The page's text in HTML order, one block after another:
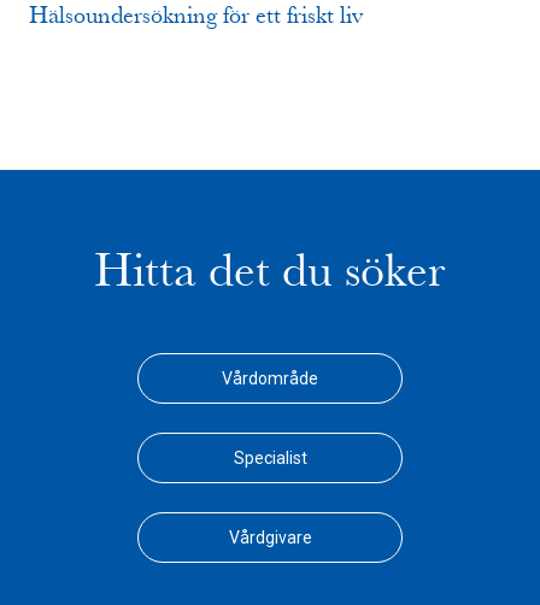
Hälsoundersökning för ett friskt liv
Hitta det du söker
Vårdområde
Specialist
Vårdgivare